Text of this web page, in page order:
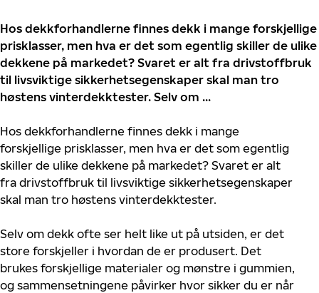
Hos dekkforhandlerne finnes dekk i mange forskjellige
prisklasser, men hva er det som egentlig skiller de ulike
dekkene på markedet? Svaret er alt fra drivstoffbruk
til livsviktige sikkerhetsegenskaper skal man tro
høstens vinterdekktester. Selv om ...
Hos dekkforhandlerne finnes dekk i mange
forskjellige prisklasser, men hva er det som egentlig
skiller de ulike dekkene på markedet? Svaret er alt
fra drivstoffbruk til livsviktige sikkerhetsegenskaper
skal man tro høstens vinterdekktester.
Selv om dekk ofte ser helt like ut på utsiden, er det
store forskjeller i hvordan de er produsert. Det
brukes forskjellige materialer og mønstre i gummien,
og sammensetningene påvirker hvor sikker du er når